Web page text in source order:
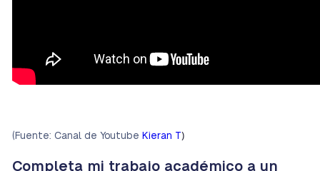
(Fuente: Canal de Youtube Kieran T)
Completa mi trabajo académico a un